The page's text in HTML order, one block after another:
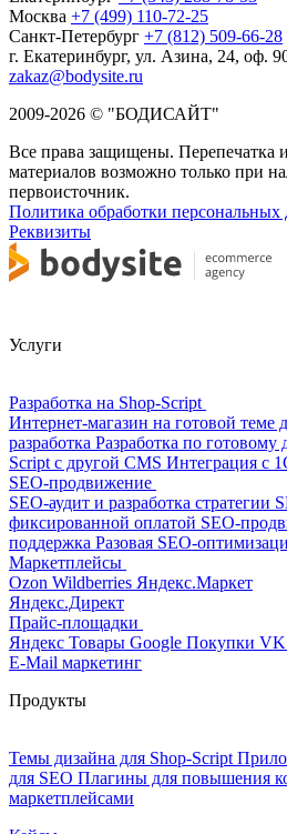
Москва +7 (499) 110-72-25
Санкт-Петербург +7 (812) 509-66-28
г. Екатеринбург, ул. Азина, 24, оф.
zakaz@bodysite.ru
2009-2026 © "БОДИСАЙТ"
Все права защищены. Перепечатка
материалов возможно только при
первоисточник.
Политика обработки
Реквизиты
Услуги
Разработка на Shop-Script
Интернет-магазин на готовой теме
разработка Разработка по готовому
Script с другой CMS Интеграция с
SEO-продвижение
SEO-аудит и разработка стратегии
фиксированной оплатой SEO-
поддержка Разовая SEO-
Маркетплейсы
Ozon Wildberries Яндекс.Маркет
Яндекс.Директ
Прайс-площадки
Яндекс Товары Google Покупки VK
E-Mail маркетинг
Продукты
Темы дизайна для Shop-Script
для SEO Плагины для повышения
маркетплейсами